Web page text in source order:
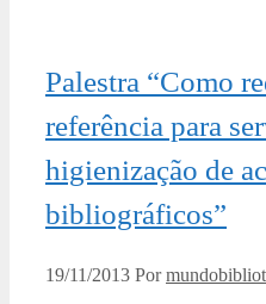
Palestra “Como
referência para
higienização de
bibliográficos”
19/11/2013 Por